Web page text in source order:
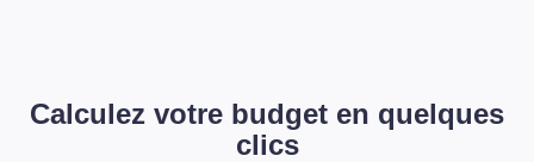
Calculez votre budget en quelques
clics